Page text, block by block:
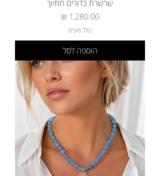
שרשרת כדורים חתיוך
מחיר‏1,280.00 ‏₪
כולל מע״מ
הוספה לסל